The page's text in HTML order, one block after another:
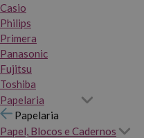
Casio
Philips
Primera
Panasonic
Fujitsu
Toshiba
Papelaria
Papelaria
Papel, Blocos e Cadernos